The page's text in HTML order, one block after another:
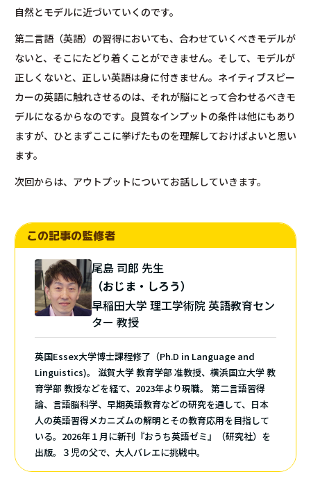
自然とモデルに近づいていくのです。
第二言語（英語）の習得においても、合わせていくべきモデルが
ないと、そこにたどり着くことができません。そして、モデルが
正しくないと、正しい英語は身に付きません。ネイティブスピー
カーの英語に触れさせるのは、それが脳にとって合わせるべきモ
デルになるからなのです。良質なインプットの条件は他にもあり
ますが、ひとまずここに挙げたものを理解しておけばよいと思い
ます。
次回からは、アウトプットについてお話ししていきます。
この記事の監修者
尾島 司郎 先生
（おじま・しろう）
早稲田大学 理工学術院 英語教育セン
ター 教授
英国Essex大学博士課程修了（Ph.D in Language and
Linguistics)。 滋賀大学 教育学部 准教授、横浜国立大学 教
育学部 教授などを経て、2023年より現職。 第二言語習得
論、言語脳科学、早期英語教育などの研究を通して、日本
人の英語習得メカニズムの解明とその教育応用を目指して
いる。2026年１月に新刊『おうち英語ゼミ』（研究社）を
出版。３児の父で、大人バレエに挑戦中。